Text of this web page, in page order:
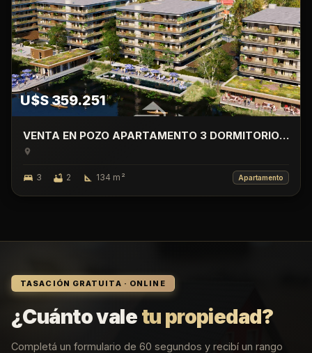
U$S 359.251
VENTA EN POZO APARTAMENTO 3 DORMITORIO
CON TERRAZA, LAGO CALCAGNO, CIUDAD DE LA
3 2 134 m² Apartamento
TASACIÓN GRATUITA · ONLINE
¿Cuánto vale tu propiedad?
Completá un formulario de 60 segundos y recibí un rango